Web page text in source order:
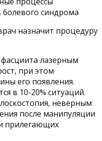
синдрома
назначит процедуру
лазерным
при этом
его появления.
в 10-20% ситуаций.
неверным
после манипуляции
прилегающих